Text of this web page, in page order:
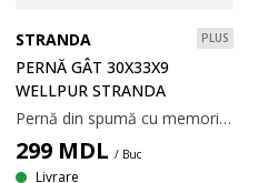
STRANDA PLUS
PERNĂ GÂT 30X33X9
WELLPUR STRANDA
Pernă din spumă cu memorie AIR care înlătură presiunea musculară, infuzată cu cărbune de bambus care absoarbe umezeala. Spuma cu memorie AIR se modelează rapid și precis pe gât, chiar și într-un mediu de somn răcoros. Țesătură din 100% poliester. Temperatură spălare: 60°C. Incl. geanta de depozitare. 30x33x9 cm
299 MDL / Buc
Livrare